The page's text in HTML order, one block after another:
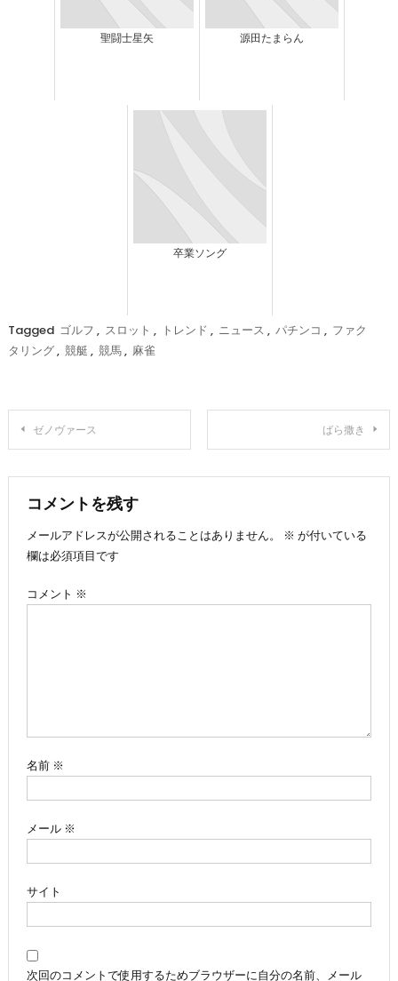
聖闘士星矢 源田たまらん
卒業ソング
Tagged ゴルフ , スロット , トレンド , ニュース , パチンコ , ファク
タリング, 競艇 , 競馬, 麻雀
投
稿
ナ
ビ
ゲ
ゼノヴァース ばら撒き
コメントを残す
メールアドレスが公開されることはありません。
※ が付いている
欄は必須項目です
コメント ※
名前 ※
メール ※
サイト
次回のコメントで使用するためブラウザーに自分の名前、メール